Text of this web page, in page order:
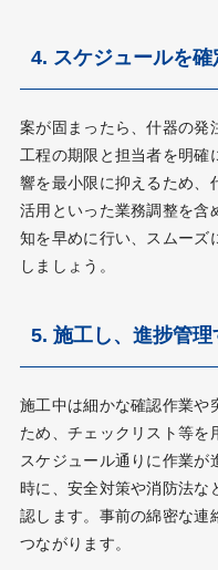
4. スケジュールを確
案が固まったら、什器の発
工程の期限と担当者を明確
響を最小限に抑えるため、
活用といった業務調整を含
知を早めに行い、スムーズ
しましょう。
5. 施工し、進捗管理
施工中は細かな確認作業や
ため、チェックリスト等を
スケジュール通りに作業が
時に、安全対策や消防法な
認します。事前の綿密な連
つながります。